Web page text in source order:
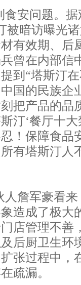
食安问题。
被暗访曝光
有效期、后
曾在内部信
到“塔斯汀
国的民族企
把产品的品
汀‘餐厅十
！保障食品
有塔斯汀人
人詹军豪看
造成了极大
店管理不善
后厨卫生环
张过程中，
疏漏。